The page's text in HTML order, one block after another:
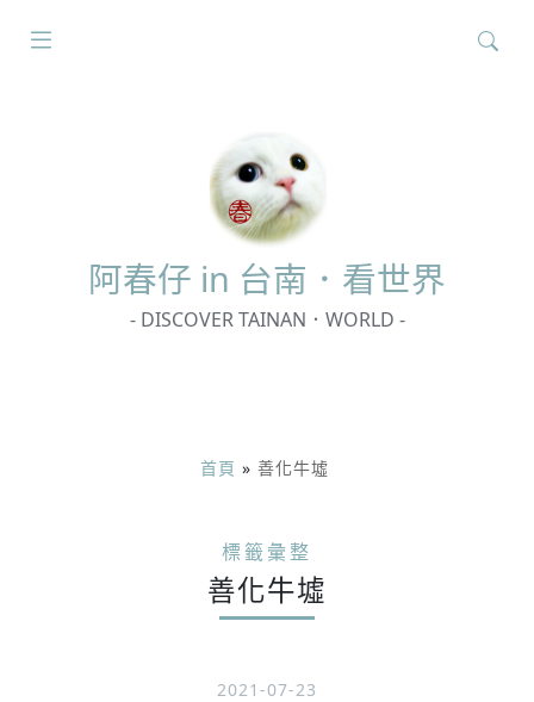
阿春仔 in 台南．看世界
- DISCOVER TAINAN．WORLD -
首頁 » 善化牛墟
標籤彙整
善化牛墟
2021-07-23